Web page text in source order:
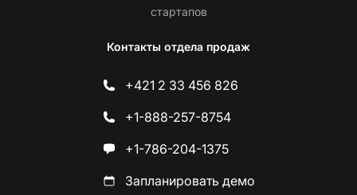
стартапов
Контакты отдела продаж
+421 2 33 456 826
+1-888-257-8754
+1-786-204-1375
Запланировать демо